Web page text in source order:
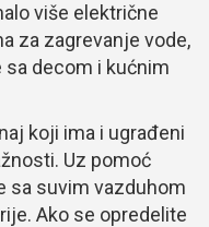
više električne
za zagrevanje vode,
sa decom i kućnim
koji ima i ugrađeni
Uz pomoć
sa suvim vazduhom
Ako se opredelite